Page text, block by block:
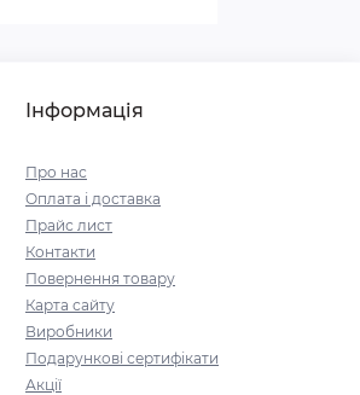
Інформація
Про нас
Оплата і доставка
Прайс лист
Контакти
Повернення товару
Карта сайту
Виробники
Подарункові сертифікати
Акції